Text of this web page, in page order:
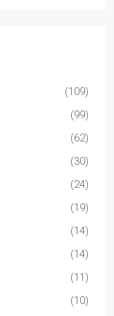
(109)
(99)
(62)
(30)
(24)
(19)
(14)
(14)
(11)
(10)